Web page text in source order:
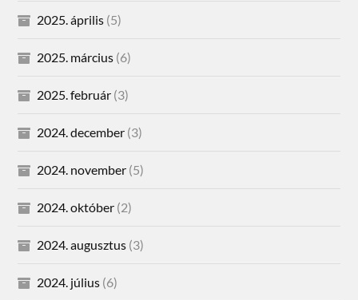
2025. április (5)
2025. március (6)
2025. február (3)
2024. december (3)
2024. november (5)
2024. október (2)
2024. augusztus (3)
2024. július (6)